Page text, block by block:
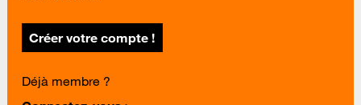
Créer votre compte !
Déjà membre ?